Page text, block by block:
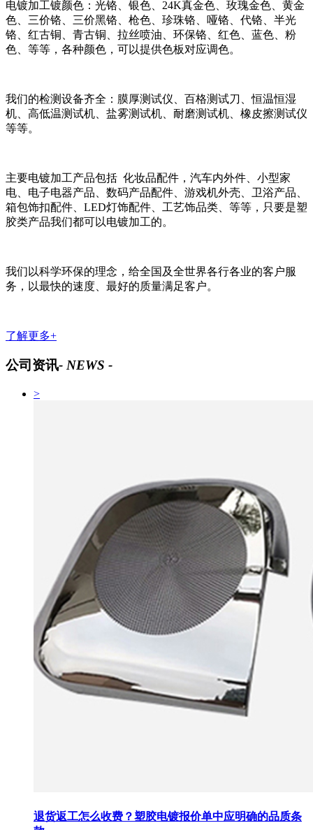
电镀加工镀颜色：光铬、银色、24K真金色、玫瑰金色、黄金
色、三价铬、三价黑铬、枪色、珍珠铬、哑铬、代铬、半光
铬、红古铜、青古铜、拉丝喷油、环保铬、红色、蓝色、粉
色、等等，各种颜色，可以提供色板对应调色。
我们的检测设备齐全：膜厚测试仪、百格测试刀、恒温恒湿
机、高低温测试机、盐雾测试机、耐磨测试机、橡皮擦测试仪
等等。
主要电镀加工产品包括 化妆品配件，汽车内外件、小型家
电、电子电器产品、数码产品配件、游戏机外壳、卫浴产品、
箱包饰扣配件、LED灯饰配件、工艺饰品类、等等，只要是塑
胶类产品我们都可以电镀加工的。
我们以科学环保的理念，给全国及全世界各行各业的客户服
务，以最快的速度、最好的质量满足客户。
了解更多+
公司资讯- NEWS -
>
退货返工怎么收费？塑胶电镀报价单中应明确的品质条